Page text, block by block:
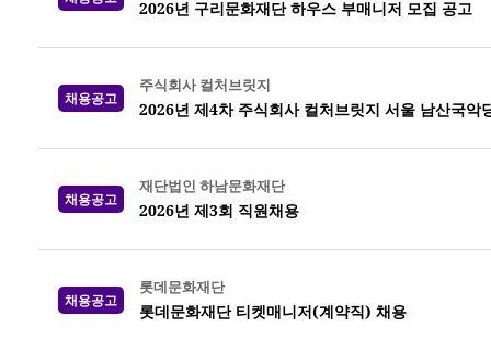
2026년 구리문화재단 하우스 부매니저 모집 공고
채용공고
주식회사 컬처브릿지
2026년 제4차 주식회사 컬처브릿지 서울 남산국악
채용공고
재단법인 하남문화재단
2026년 제3회 직원채용
채용공고
롯데문화재단
롯데문화재단 티켓매니저(계약직) 채용